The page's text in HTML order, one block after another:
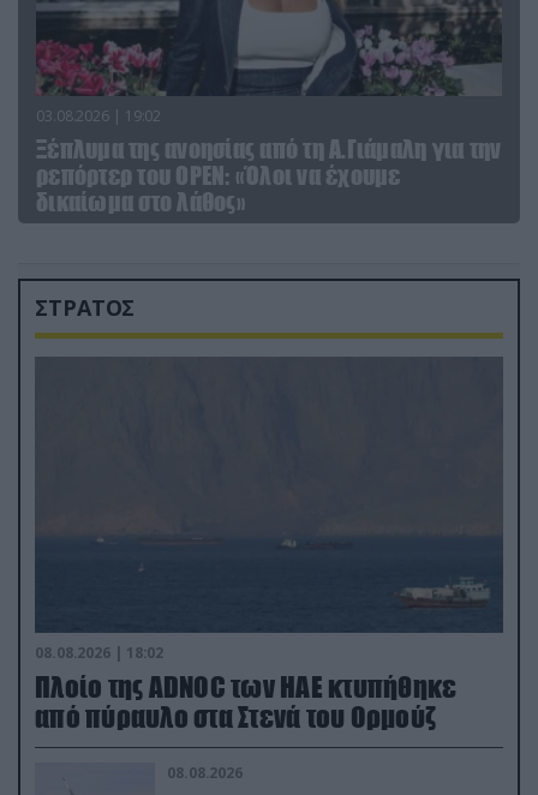
03.08.2026 | 19:02
Ξέπλυμα της ανοησίας από τη Α.Γιάμαλη για την
ρεπόρτερ του ΟΡΕΝ: «Όλοι να έχουμε
δικαίωμα στο λάθος»
ΣΤΡΑΤΟΣ
08.08.2026 | 18:02
Πλοίο της ADNOC των ΗΑΕ κτυπήθηκε
από πύραυλο στα Στενά του Ορμούζ
08.08.2026